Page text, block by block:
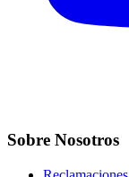
Sobre Nosotros